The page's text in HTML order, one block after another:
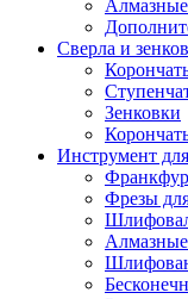
Алмазные
Сверла и
Зенковки
Инструмент
Фрезы